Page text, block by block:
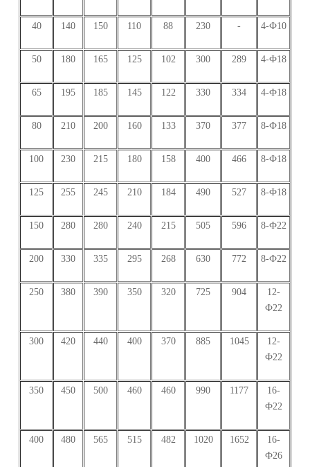
40 140 150 110 88 230 - 4-Ф10
50 180 165 125 102 300 289 4-Ф18
65 195 185 145 122 330 334 4-Ф18
80 210 200 160 133 370 377 8-Ф18
100 230 215 180 158 400 466 8-Ф18
125 255 245 210 184 490 527 8-Ф18
150 280 280 240 215 505 596 8-Ф22
200 330 335 295 268 630 772 8-Ф22
250 380 390 350 320 725 904
12-
Ф22
300 420 440 400 370 885 1045
12-
Ф22
350 450 500 460 460 990 1177
16-
Ф22
400 480 565 515 482 1020 1652
16-
Ф26